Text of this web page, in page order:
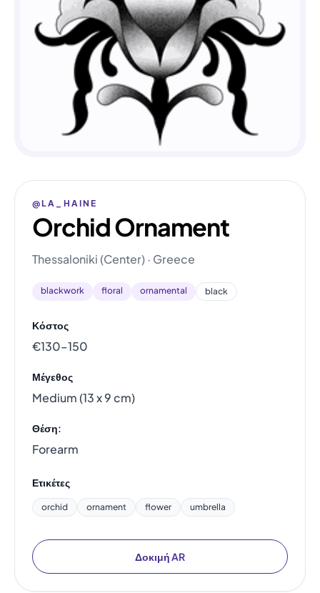
@LA_HAINE
Orchid Ornament
Thessaloniki (Center) · Greece
blackwork floral ornamental black
Κόστος
€130–150
Μέγεθος
Medium (13 x 9 cm)
Θέση:
Forearm
Ετικέτες
orchid ornament flower umbrella
Δοκιμή AR